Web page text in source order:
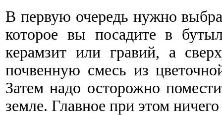
В первую очередь нужно
которое вы посадите в
керамзит или гравий, а
почвенную смесь из
Затем надо осторожно
земле. Главное при этом